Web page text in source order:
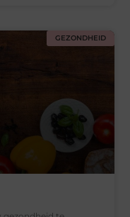
GEZONDHEID